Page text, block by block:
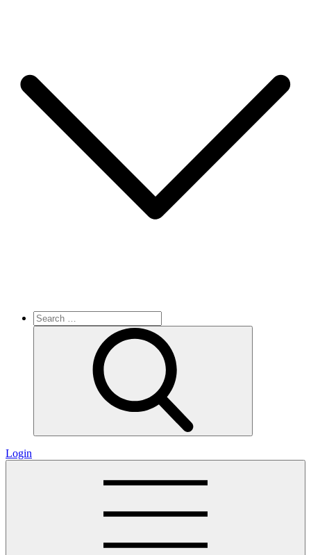
Search
for:
Login